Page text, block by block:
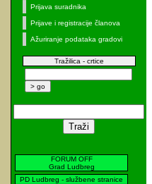
Prijava suradnika
Prijave i registracije članova
Ažuriranje podataka gradovi
Tražilica - crtice
FORUM OFF
Grad Ludbreg
PD Ludbreg - službene stranice